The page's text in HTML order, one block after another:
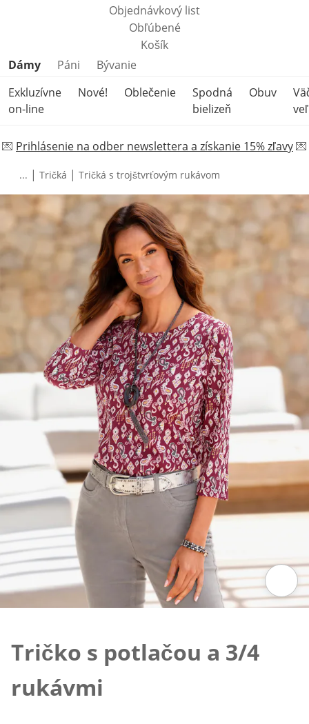
Objednávkový list
Obľúbené
Košík
Preskočiť kategórie produktov
Dámy Páni
Bývanie
Exkluzívne
on-line
Nové! Oblečenie
Spodná
bielizeň
Obuv
💌 Prihlásenie na odber newslettera a získanie 15% zľavy💌
... | Tričká | Tričká s trojštvrťovým rukávom
Tričko s potlačou a 3/4
rukávmi